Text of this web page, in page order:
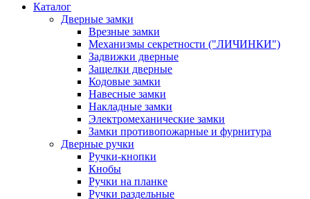
Каталог
Дверные замки
Врезные замки
Механизмы секретности ("ЛИЧИНКИ")
Задвижки дверные
Защелки дверные
Кодовые замки
Навесные замки
Накладные замки
Электромеханические замки
Замки противопожарные и фурнитура
Дверные ручки
Ручки-кнопки
Кнобы
Ручки на планке
Ручки раздельные